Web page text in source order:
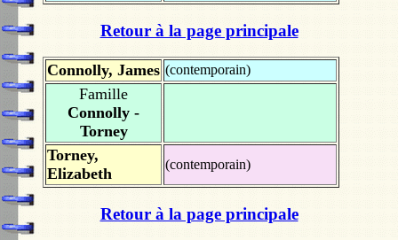
Retour à la page principale
Connolly, James (contemporain)
Famille
Connolly -
Torney
Torney,
Elizabeth
(contemporain)
Retour à la page principale